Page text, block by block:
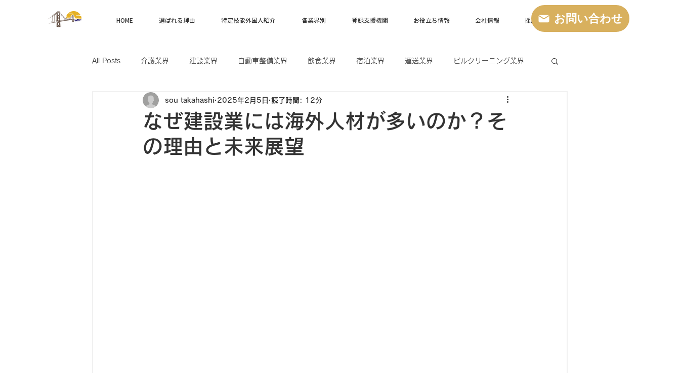
HOME 選ばれる理由 特定技能外国人紹介 各業界別 登録支援機関 お役立ち情報 会社情報 採用情報 お問い合わせ
All Posts 介護業界 建設業界 自動車整備業界 飲食業界 宿泊業界 運送業界 ビルクリーニング業界
航空業界 農業 漁業 ベトナム
なぜ建設業には海外人材が多いのか？そ
の理由と未来展望
sou takahashi 2025年2月5日 読了時間: 12分